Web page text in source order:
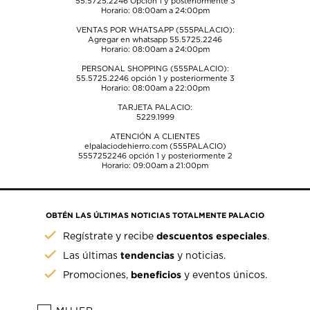
Horario: 08:00am a 24:00pm
VENTAS POR WHATSAPP (555PALACIO):
Agregar en whatsapp 55.5725.2246
Horario: 08:00am a 24:00pm
PERSONAL SHOPPING (555PALACIO):
55.5725.2246opción 1 y posteriormente 3
Horario: 08:00am a 22:00pm
TARJETA PALACIO:
5229.1999
ATENCIÓN A CLIENTES
elpalaciodehierro.com (555PALACIO)
5557252246opción 1 y posteriormente 2
Horario: 09:00am a 21:00pm
OBTÉN LAS ÚLTIMAS NOTICIAS TOTALMENTE PALACIO
Regístrate y recibedescuentos especiales.
Las últimastendencias y noticias.
Promociones, beneficios y eventos únicos.